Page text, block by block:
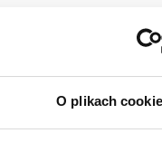
O plikach